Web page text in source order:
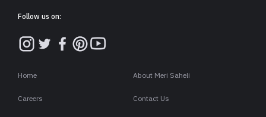
Follow us on:
Home About Meri Saheli
Careers Contact Us